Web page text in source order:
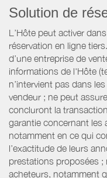
Solution de
L’Hôte peut activer
réservation en ligne
d’une entreprise de
informations de l'Hôte
n’intervient pas dans
vendeur ; ne peut
concluront la
garantie concernant les
notamment en ce qui
l’exactitude de leurs
prestations proposées ;
acheteurs, notamment